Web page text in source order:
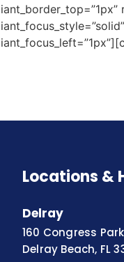
Locations &
Delray
160 Congress Park
Delray Beach, FL